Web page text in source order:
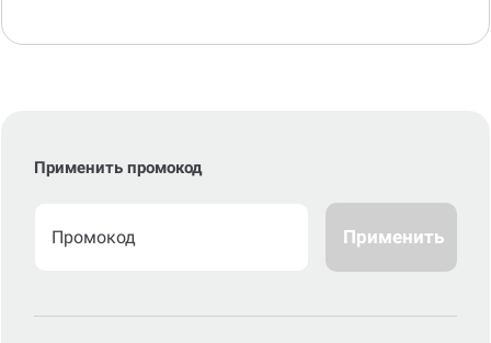
Применить промокод
Применить